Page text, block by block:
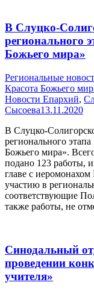
В Слуцко-
регионального
Божьего мира»
Pегиональные
Красота Божьего
Новости Епархий,
Сысоева13.11.2020
В Слуцко-
регионального
Божьего мира».
подано 123 работы,
главе с
участию в
соответствующие
также работы, не
Синодальный
проведении
учителя»